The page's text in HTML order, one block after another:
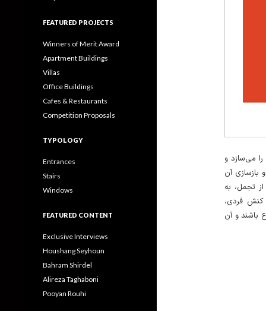
می‌سازد و
بازسازی آن
تجمل، به
کنش فردی،
باشند و آن
FEATURED PROJECTS
Winners of Merit Award
Apartment Buildings
Villas
Office Buildings
Cafes & Restaurants
Competition Proposals
TYPOLOGY
Entrances
Stairs
Windows
FEATURED CONTENT
Exclusive Interviews
Houshang Seyhoun
Bahram Shirdel
Alireza Taghaboni
Pooyan Rouhi